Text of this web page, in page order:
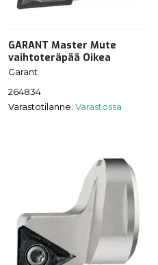
GARANT Master Mute
vaihtoteräpää Oikea
Garant
264834
Varastotilanne: Varastossa